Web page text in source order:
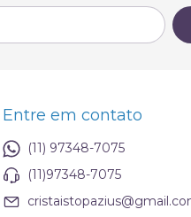
Entre em contato
(11) 97348-7075
(11)97348-7075